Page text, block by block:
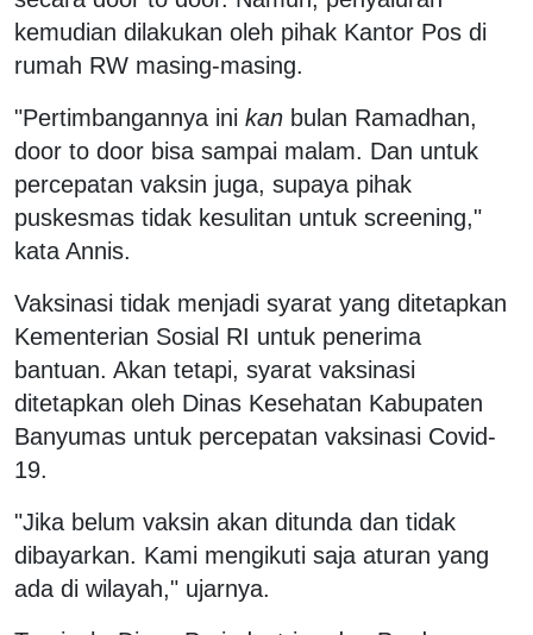
kemudian dilakukan oleh pihak Kantor Pos di
rumah RW masing-masing.
"Pertimbangannya ini kan bulan Ramadhan,
door to door bisa sampai malam. Dan untuk
percepatan vaksin juga, supaya pihak
puskesmas tidak kesulitan untuk screening,"
kata Annis.
Vaksinasi tidak menjadi syarat yang ditetapkan
Kementerian Sosial RI untuk penerima
bantuan. Akan tetapi, syarat vaksinasi
ditetapkan oleh Dinas Kesehatan Kabupaten
Banyumas untuk percepatan vaksinasi Covid-
19.
"Jika belum vaksin akan ditunda dan tidak
dibayarkan. Kami mengikuti saja aturan yang
ada di wilayah," ujarnya.